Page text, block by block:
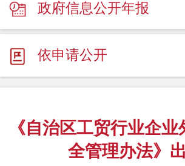
政府信息公开年报
依申请公开
《自治区工贸行业企
全管理办法》